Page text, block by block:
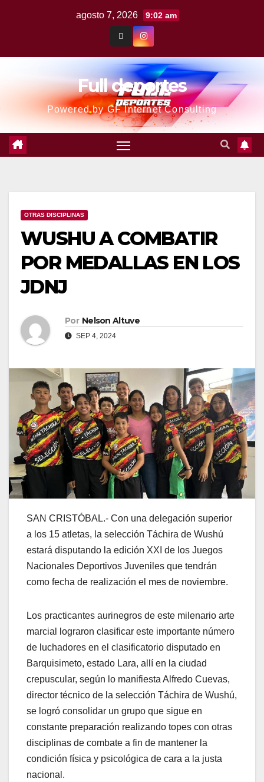
agosto 7, 2026 9:02 am
Full deportes
Powered by GF Internet Consulting
OTRAS DISCIPLINAS
WUSHU A COMBATIR
POR MEDALLAS EN LOS
JDNJ
Por Nelson Altuve
SEP 4, 2024
SAN CRISTÓBAL.- Con una delegación superior
a los 15 atletas, la selección Táchira de Wushú
estará disputando la edición XXI de los Juegos
Nacionales Deportivos Juveniles que tendrán
como fecha de realización el mes de noviembre.
Los practicantes aurinegros de este milenario arte
marcial lograron clasificar este importante número
de luchadores en el clasificatorio disputado en
Barquisimeto, estado Lara, allí en la ciudad
crepuscular, según lo manifiesta Alfredo Cuevas,
director técnico de la selección Táchira de Wushú,
se logró consolidar un grupo que sigue en
constante preparación realizando topes con otras
disciplinas de combate a fin de mantener la
condición física y psicológica de cara a la justa
nacional.